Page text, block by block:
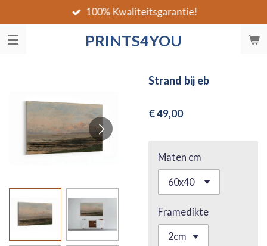
direct
naar
PRINTS4YOU
100% Kwaliteitsgarantie!
Strand bij eb
€ 49,00
Maten cm
Framedikte